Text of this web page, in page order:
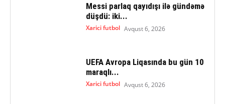
Messi parlaq qayıdışı ilə gündəmə
düşdü: iki...
Xarici futbol Avqust 6, 2026
UEFA Avropa Liqasında bu gün 10
maraqlı...
Xarici futbol Avqust 6, 2026